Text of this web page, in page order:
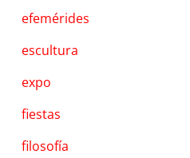
efemérides
escultura
expo
fiestas
filosofía